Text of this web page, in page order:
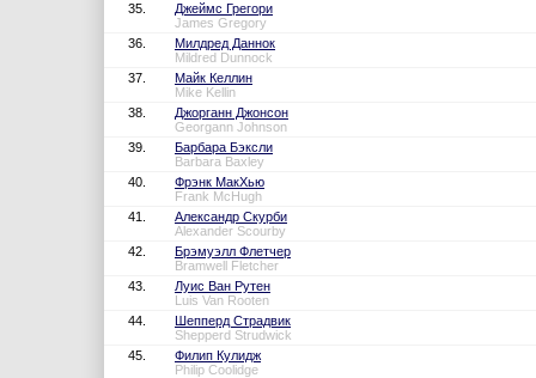
35.
Джеймс Грегори
James Gregory
36.
Милдред Даннок
Mildred Dunnock
37.
Майк Келлин
Mike Kellin
38.
Джорганн Джонсон
Georgann Johnson
39.
Барбара Бэксли
Barbara Baxley
40.
Фрэнк МакХью
Frank McHugh
41.
Александр Скурби
Alexander Scourby
42.
Брэмуэлл Флетчер
Bramwell Fletcher
43.
Луис Ван Рутен
Luis Van Rooten
44.
Шепперд Страдвик
Shepperd Strudwick
45.
Филип Кулидж
Philip Coolidge